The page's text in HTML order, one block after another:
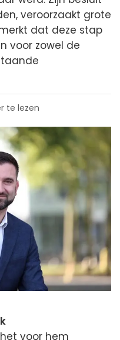
veroorzaakt grote
dat deze stap
voor zowel de
te lezen
voor hem